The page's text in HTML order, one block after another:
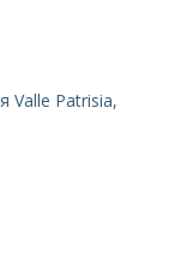
Valle Patrisia,